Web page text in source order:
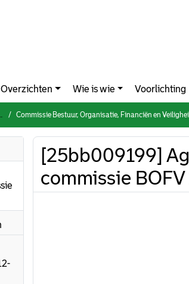
Overzichten Wie is wie Voorlichting
Commissie Bestuur, Organisatie, Financiën en Veiligheid (2022 - 2026)
[25bb009199]
commissie